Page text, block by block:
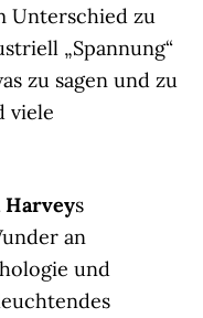
Unterschied zu
„Spannung“
zu sagen und zu
viele
Harveys
an
und